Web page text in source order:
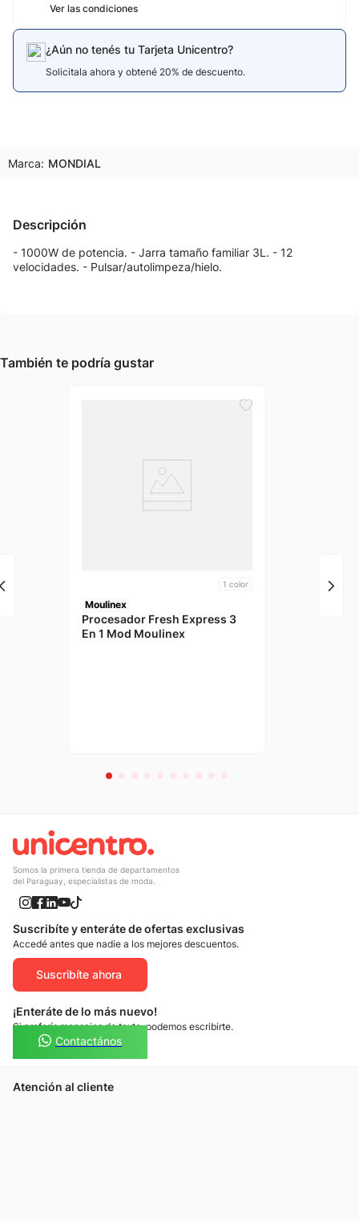
Ver las condiciones
¿Aún no tenés tu Tarjeta Unicentro?
Solicitala ahora y obtené 20% de descuento.
Marca: MONDIAL
Descripción
- 1000W de potencia. - Jarra tamaño familiar 3L. - 12
velocidades. - Pulsar/autolimpeza/hielo.
También te podría gustar
1 color
Moulinex
Procesador Fresh Express 3
En 1 Mod Moulinex
Somos la primera tienda de departamentos
del Paraguay, especialistas de moda.
Suscribíte y enteráte de ofertas exclusivas
Accedé antes que nadie a los mejores descuentos.
Suscribíte ahora
¡Enteráte de lo más nuevo!
Si preferís mensajes de texto, podemos escribirte.
Contactános
Atención al cliente